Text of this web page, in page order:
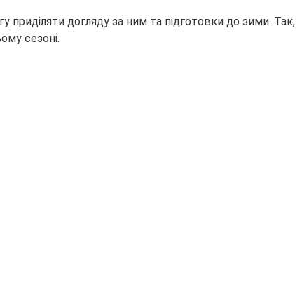
догляду за ним та підготовки до зими. Так,
сезоні.